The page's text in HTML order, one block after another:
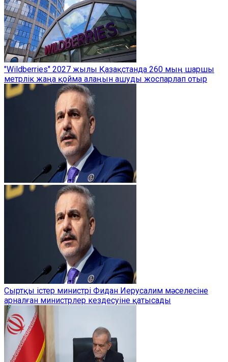
"Wildberries" 2027 жылы Қазақстанда 260 мың шаршы
метрлік жаңа қойма алаңын ашуды жоспарлап отыр
Сыртқы істер министрі Фидан Иерусалим мәселесіне
арналған министрлер кездесуіне қатысады